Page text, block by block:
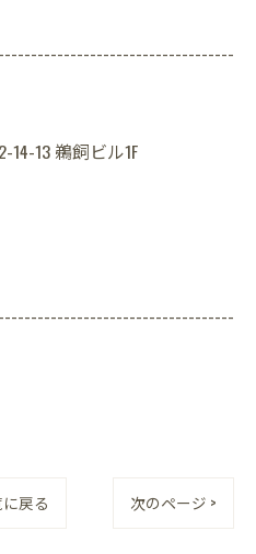
13 鵜飼ビル1F
戻る 次のページ >